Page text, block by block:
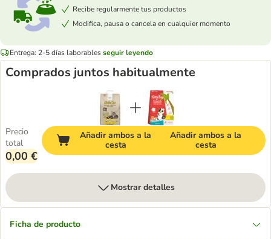
Recibe regularmente tus productos
Modifica, pausa o cancela en cualquier momento
Entrega: 2-5 días laborablesseguir leyendo
Comprados juntos habitualmente
Precio
total
0,00 €
Añadir ambos a la
cesta
Añadir ambos a la
cesta
Mostrar detalles
Ficha de producto